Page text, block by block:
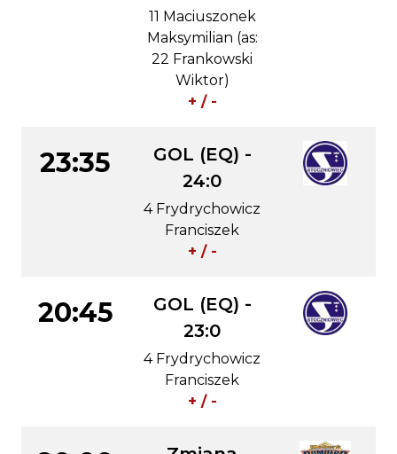
11 Maciuszonek
Maksymilian (as:
22 Frankowski
Wiktor)
+ / -
23:35
GOL (EQ) -
24:0
4 Frydrychowicz
Franciszek
+ / -
20:45
GOL (EQ) -
23:0
4 Frydrychowicz
Franciszek
+ / -